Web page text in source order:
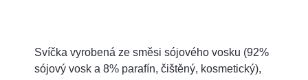
Svíčka vyrobená ze směsi sójového vosku (92%
sójový vosk a 8% parafín, čištěný, kosmetický),